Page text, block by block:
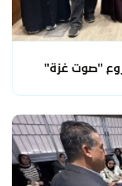
"صوت غزة"